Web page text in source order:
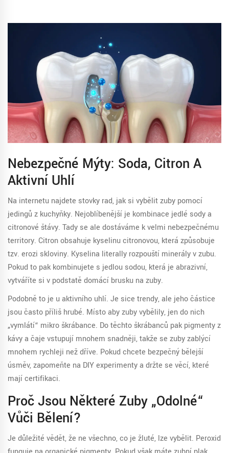
Nebezpečné Mýty: Soda, Citron A
Aktivní Uhlí
Na internetu najdete stovky rad, jak si vybělit zuby pomocí
jedingů z kuchyňky. Nejoblíbenější je kombinace jedlé sody a
citronové šťávy. Tady se ale dostáváme k velmi nebezpečnému
territory. Citron obsahuje kyselinu citronovou, která způsobuje
tzv. erozi skloviny. Kyselina literally rozpouští minerály v zubu.
Pokud to pak kombinujete s jedlou sodou, která je abrazivní,
vytváříte si v podstatě domácí brusku na zuby.
Podobně to je uaktivního uhlí. Je sice trendy, ale jeho částice
jsou často příliš hrubé. Místo aby zuby vybělily, jen do nich
„vymlátí“ mikro škrábance. Do těchto škrábanců pak pigmenty z
kávy a čaje vstupují mnohem snadněji, takže se zuby zablýcí
mnohem rychleji než dříve. Pokud chcete bezpečný bělejší
úsměv, zapomeňte na DIY experimenty a držte se věcí, které
mají certifikaci.
Proč Jsou Některé Zuby „odolné“
Vůči Bělení?
Je důležité vědět, že ne všechno, co je žluté, lze vybělit. Peroxid